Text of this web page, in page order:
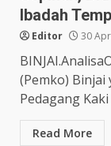
Ibadah
Editor 30
(Pemko) Binjai
Pedagang
Read More